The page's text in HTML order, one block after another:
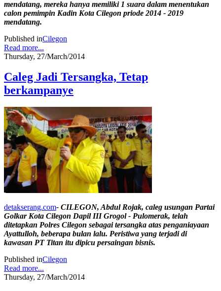
mendatang, mereka hanya memiliki 1 suara dalam menentukan
calon pemimpin Kadin Kota Cilegon priode 2014 - 2019
mendatang.
Published inCilegon
Read more...
Thursday, 27/March/2014
Caleg Jadi Tersangka, Tetap
berkampanye
detakserang.com- CILEGON, Abdul Rojak, caleg usungan Partai
Golkar Kota Cilegon Dapil III Grogol - Pulomerak, telah
ditetapkan Polres Cilegon sebagai tersangka atas penganiayaan
Ayattulloh, beberapa bulan lalu. Peristiwa yang terjadi di
kawasan PT Titan itu dipicu persaingan bisnis.
Published inCilegon
Read more...
Thursday, 27/March/2014